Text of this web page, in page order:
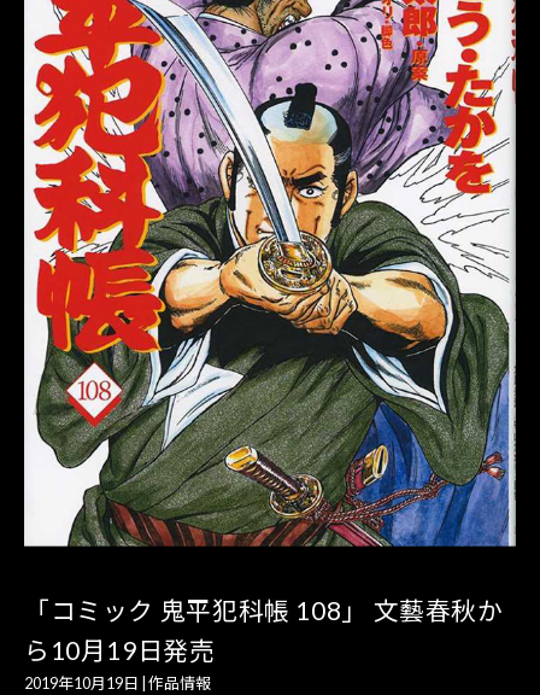
「コミック 鬼平犯科帳 108」 文藝春秋か
ら10月19日発売
2019年10月19日 作品情報